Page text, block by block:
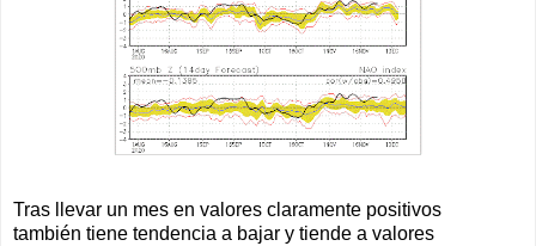
Tras llevar un mes en valores claramente positivos
también tiene tendencia a bajar y tiende a valores